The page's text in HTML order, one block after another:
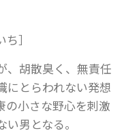
］
、胡散臭く、無責任
にとらわれない発想
の小さな野心を刺激
男となる。